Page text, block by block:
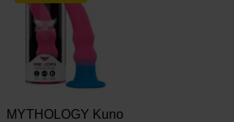
MYTHOLOGY Kuno